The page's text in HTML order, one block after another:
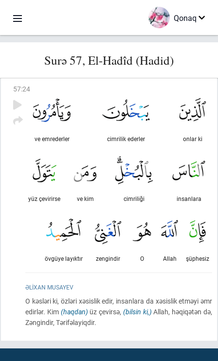
Qonaq
Surə 57, El-Hadîd (Hadid)
57:24
onlar ki
cimrilik ederler
ve emrederler
insanlara
cimriliği
ve kim
yüz çevirirse
şüphesiz
Allah
O
zengindir
övgüye layıktır
ƏLIXAN MUSAYEV
O kəsləri ki, özləri xəsislik edir, insanlara da xəsislik etməyi əmr
edirlər. Kim (haqdan) üz çevirsə, (bilsin ki,) Allah, həqiqətən də,
Zəngindir, Tərifəlayiqdir.